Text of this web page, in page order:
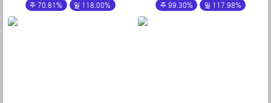
주 70.81% 일 118.00% 주 99.30% 일 117.98%